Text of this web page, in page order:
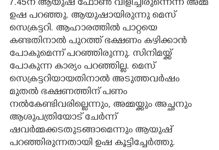
7.45ന് ആയുഷ് ഫോൺ വിളിച്ചിരുന്നെന്ന് അമ്മ
ഉഷ പറഞ്ഞു. ആയുഷായിരുന്നു മെസ്
സെക്രട്ടറി. ആഹാരത്തിൽ പാറ്റയെ
കണ്ടതിനാൽ പുറത്ത് ഭക്ഷണം കഴിക്കാൻ
പോകുമെന്ന് പറഞ്ഞിരുന്നു. സിനിമയ്ക്ക്
പോകുന്ന കാര്യം പറഞ്ഞില്ല. മെസ്
സെക്രട്ടറിയായതിനാൽ അടുത്തവർഷം
മുതൽ ഭക്ഷണത്തിന് പണം
നൽകേണ്ടിവരില്ലെന്നും, അമ്മയ്ക്കും അച്ഛനും
ആശുപത്രിയോട് ചേർന്ന്
ഷവർമ്മക്കടതുടങ്ങാമെന്നും ആയുഷ്
പറഞ്ഞി​രുന്നതായി ഉഷ കൂട്ടി​ച്ചേർത്തു.